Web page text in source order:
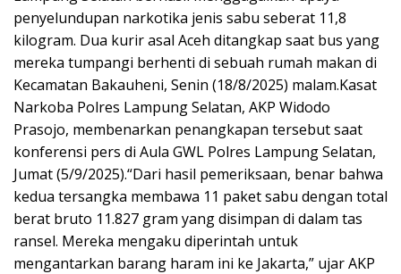
penyelundupan narkotika jenis sabu seberat 11,8
kilogram. Dua kurir asal Aceh ditangkap saat bus yang
mereka tumpangi berhenti di sebuah rumah makan di
Kecamatan Bakauheni, Senin (18/8/2025) malam.Kasat
Narkoba Polres Lampung Selatan, AKP Widodo
Prasojo, membenarkan penangkapan tersebut saat
konferensi pers di Aula GWL Polres Lampung Selatan,
Jumat (5/9/2025).“Dari hasil pemeriksaan, benar bahwa
kedua tersangka membawa 11 paket sabu dengan total
berat bruto 11.827 gram yang disimpan di dalam tas
ransel. Mereka mengaku diperintah untuk
mengantarkan barang haram ini ke Jakarta,” ujar AKP